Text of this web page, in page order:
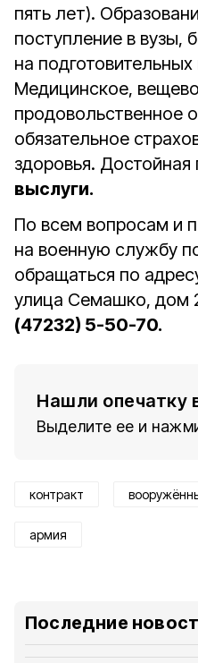
пять лет).
поступление в вузы,
на подготовительных
Медицинское,
продовольственное
обязательное
здоровья. Достойная
выслуги.
По всем вопросам и
на военную службу
обращаться по
улица Семашко, дом
(47232) 5-50-70.
Нашли опечатку
Выделите ее и
контракт
армия
Последние